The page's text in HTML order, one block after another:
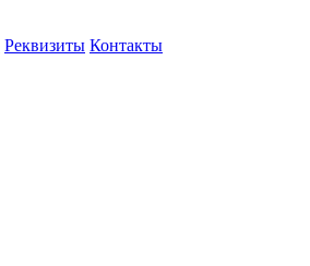
Реквизиты Контакты